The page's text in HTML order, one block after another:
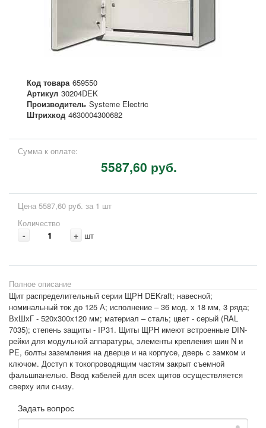
Код товара 659550
Артикул 30204DEK
Производитель Systeme Electric
Штрихкод 4630004300682
Сумма к оплате:
5587,60 руб.
Цена 5587,60 руб. за 1 шт
Количество
- + шт
Полное описание
Щит распределительный серии ЩРН DEKraft; навесной;
номинальный ток до 125 А; исполнение – 36 мод. х 18 мм, 3 ряда;
ВхШхГ - 520х300х120 мм; материал – сталь; цвет - серый (RAL
7035); степень защиты - IP31. Щиты ЩРН имеют встроенные DIN-
рейки для модульной аппаратуры, элементы крепления шин N и
PE, болты заземления на дверце и на корпусе, дверь с замком и
ключом. Доступ к токопроводящим частям закрыт съемной
фальшпанелью. Ввод кабелей для всех щитов осуществляется
сверху или снизу.
Задать вопрос